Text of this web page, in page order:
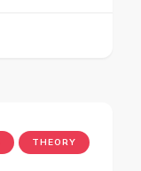
THEORY